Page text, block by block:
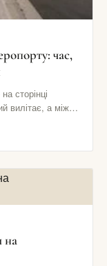
час,
сторінці
вилітає, а між
на